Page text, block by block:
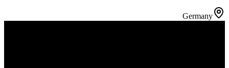
Germany